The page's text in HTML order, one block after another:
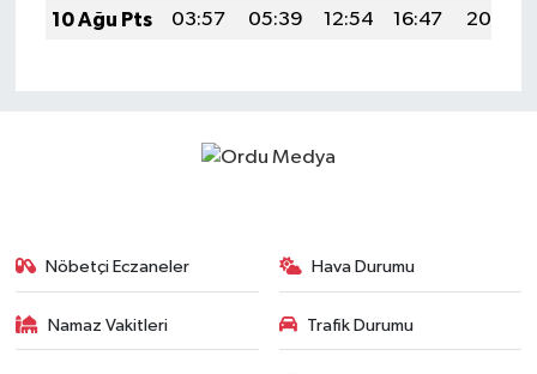
10 Ağu Pts
03:57 05:39 12:54 16:47 20:00
Nöbetçi Eczaneler Hava Durumu
Namaz Vakitleri Trafik Durumu